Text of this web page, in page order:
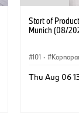
Start of
Munich (08/
I01 ·
Локации
Thu Aug 06